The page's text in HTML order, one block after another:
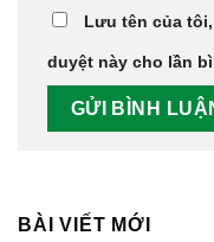
Lưu tên của
duyệt này cho lần
BÀI VIẾT MỚI